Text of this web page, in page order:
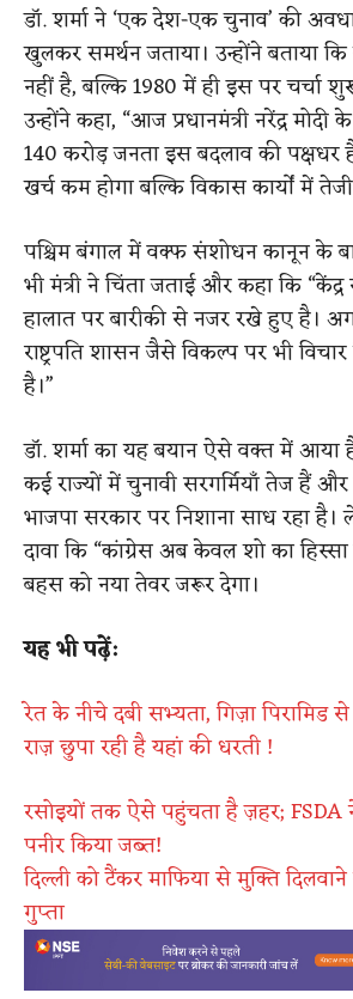
डॉ. शर्मा ने ‘एक देश-एक चुनाव’ की
खुलकर समर्थन जताया। उन्होंने बताया
नहीं है, बल्कि 1980 में ही इस पर चर्चा
उन्होंने कहा, “आज प्रधानमंत्री नरेंद्र
140 करोड़ जनता इस बदलाव की
खर्च कम होगा बल्कि विकास कार्यों में
पश्चिम बंगाल में वक्फ संशोधन कानून के
भी मंत्री ने चिंता जताई और कहा कि
हालात पर बारीकी से नजर रखे हुए है।
राष्ट्रपति शासन जैसे विकल्प पर भी
है।”
डॉ. शर्मा का यह बयान ऐसे वक्त में आया
कई राज्यों में चुनावी सरगर्मियाँ तेज हैं और
भाजपा सरकार पर निशाना साध रहा है।
दावा कि “कांग्रेस अब केवल शो का
बहस को नया तेवर जरूर देगा।
यह भी पढ़ें:
रेत के नीचे दबी सभ्यता, गिज़ा पिरामिड
राज़ छुपा रही है यहां की धरती !
रसोइयों तक ऐसे पहुंचता है ज़हर;
पनीर किया जब्त!
दिल्ली को टैंकर माफिया से मुक्ति
गुप्ता